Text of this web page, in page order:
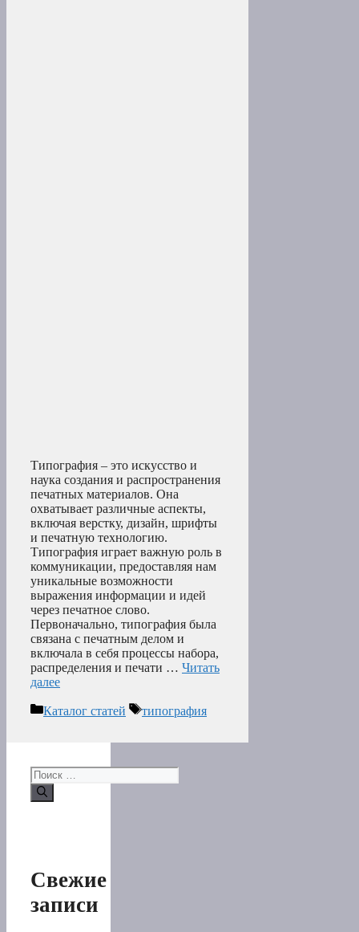
Типография – это искусство и
наука создания и распространения
печатных материалов. Она
охватывает различные аспекты,
включая верстку, дизайн, шрифты
и печатную технологию.
Типография играет важную роль в
коммуникации, предоставляя нам
уникальные возможности
выражения информации и идей
через печатное слово.
Первоначально, типография была
связана с печатным делом и
включала в себя процессы набора,
распределения и печати … Читать
далее
Рубрики
Каталог статей Метки
типография
Поиск:
Свежие
записи